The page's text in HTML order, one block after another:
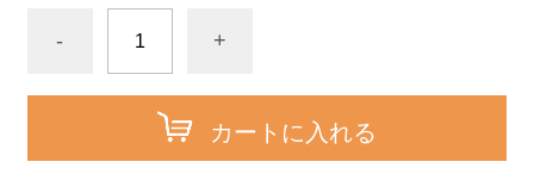
- +
カートに入れる